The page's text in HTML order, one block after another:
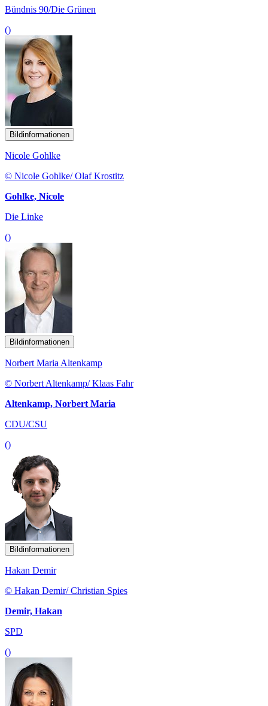
Bündnis 90/Die Grünen
()
Bildinformationen
Nicole Gohlke
© Nicole Gohlke/ Olaf Krostitz
Gohlke, Nicole
Die Linke
()
Bildinformationen
Norbert Maria Altenkamp
© Norbert Altenkamp/ Klaas Fahr
Altenkamp, Norbert Maria
CDU/CSU
()
Bildinformationen
Hakan Demir
© Hakan Demir/ Christian Spies
Demir, Hakan
SPD
()